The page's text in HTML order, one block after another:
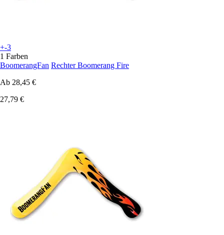
+-3
1 Farben
BoomerangFan Rechter Boomerang Fire
Ab 28,45 €
27,79 €